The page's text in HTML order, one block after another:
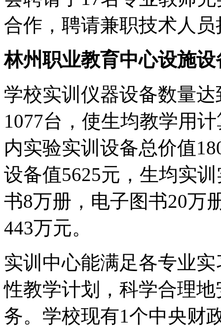
合作，聘请兼职技术人
林州职业教育中心设施设
学校实训仪器设备数量
1077台，使生均教学用
内实验实训设备总价值
设备值5625元，生均实
书8万册，电子图书20万
443万元。
实训中心能满足各专业
性教学计划，科学合理
务。学校现有1个中央财